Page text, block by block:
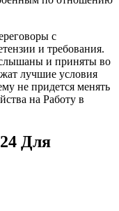
с
и требования.
и приняты во
лучшие условия
не придется менять
на Работу в
Для